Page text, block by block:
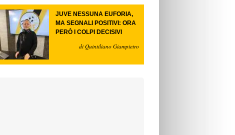
JUVE NESSUNA EUFORIA,
MA SEGNALI POSITIVI: ORA
PERÒ I COLPI DECISIVI
di Quintiliano Giampietro